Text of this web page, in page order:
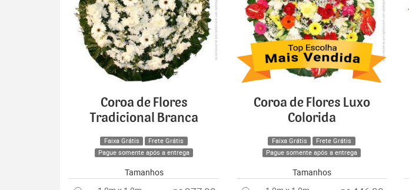
Coroa de Flores
Tradicional Branca
Faixa Grátis
Frete Grátis
Pague somente após a entrega
Tamanhos
Coroa de Flores Luxo
Colorida
Faixa Grátis
Frete Grátis
Pague somente após a entrega
Tamanhos